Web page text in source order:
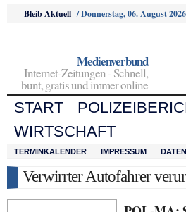
Bleib Aktuell /Donnerstag, 06. August 2026
Medienverbund
Internet-Zeitungen - Schnell,
bunt, gratis und immer online
START
WIRTSCHAFT
TERMINKALENDER IMPRESSUM
Verwirrter Autofahrer